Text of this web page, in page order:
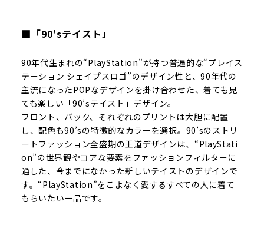
■「90’sテイスト」
90年代生まれの“PlayStation”が持つ普遍的な“プレイス
テーション シェイプスロゴ”のデザイン性と、90年代の
主流になったPOPなデザインを掛け合わせた、着ても見
ても楽しい「90’sテイスト」デザイン。
フロント、バック、それぞれのプリントは大胆に配置
し、配色も90’sの特徴的なカラーを選択。90’sのストリ
ートファッション全盛期の王道デザインは、“PlayStati
on”の世界観やコアな要素をファッションフィルターに
通した、今までになかった新しいテイストのデザインで
す。“PlayStation”をこよなく愛するすべての人に着て
もらいたい一品です。